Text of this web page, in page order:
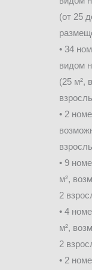
(от 25
• 34
видом
(25 м²,
• 2
• 9
м²,
2
• 4
м²,
2
• 2